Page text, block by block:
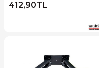
412,90TL